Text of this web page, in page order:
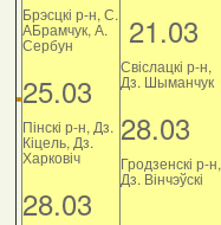
Брэсцкі р-н, С.
АБрамчук, А.
Сербун
25.03
Пінскі р-н, Дз.
Кіцель, Дз.
Харковіч
28.03
21.03
Свіслацкі р-н,
Дз. Шыманчук
28.03
Гродзенскі р-н,
Дз. Вінчэўскі